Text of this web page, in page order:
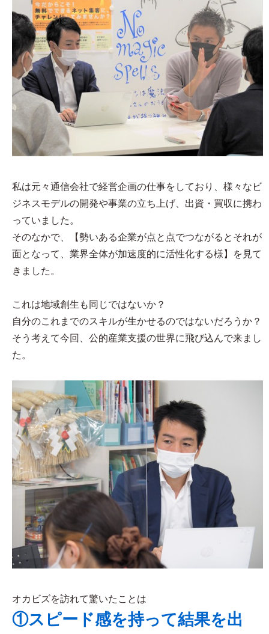
私は元々通信会社で経営企画の仕事をしており、様々なビ
ジネスモデルの開発や事業の立ち上げ、出資・買収に携わ
っていました。
そのなかで、【勢いある企業が点と点でつながるとそれが
面となって、業界全体が加速度的に活性化する様】を見て
きました。
これは地域創生も同じではないか？
自分のこれまでのスキルが生かせるのではないだろうか？
そう考えて今回、公的産業支援の世界に飛び込んで来まし
た。
オカビズを訪れて驚いたことは
①スピード感を持って結果を出